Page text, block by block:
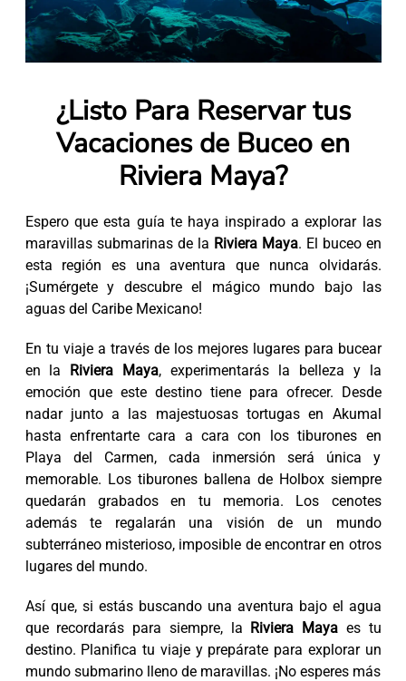
¿Listo Para Reservar tus
Vacaciones de Buceo en
Riviera Maya?
Espero que esta guía te haya inspirado a explorar las
maravillas submarinas de la Riviera Maya. El buceo en
esta región es una aventura que nunca olvidarás.
¡Sumérgete y descubre el mágico mundo bajo las
aguas del Caribe Mexicano!
En tu viaje a través de los mejores lugares para bucear
en la Riviera Maya, experimentarás la belleza y la
emoción que este destino tiene para ofrecer. Desde
nadar junto a las majestuosas tortugas en Akumal
hasta enfrentarte cara a cara con los tiburones en
Playa del Carmen, cada inmersión será única y
memorable. Los tiburones ballena de Holbox siempre
quedarán grabados en tu memoria. Los cenotes
además te regalarán una visión de un mundo
subterráneo misterioso, imposible de encontrar en otros
lugares del mundo.
Así que, si estás buscando una aventura bajo el agua
que recordarás para siempre, la Riviera Maya es tu
destino. Planifica tu viaje y prepárate para explorar un
mundo submarino lleno de maravillas. ¡No esperes más